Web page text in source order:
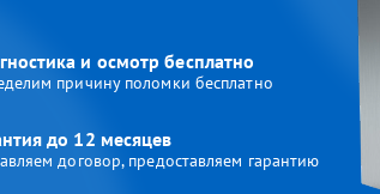
и осмотр бесплатно
причину поломки бесплатно
до 12 месяцев
договор, предоставляем гарантию